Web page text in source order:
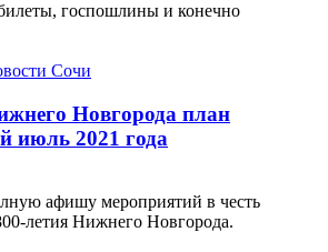
госпошлины и конечно
Новгорода план
июль 2021 года
афишу мероприятий в честь
летия Нижнего Новгорода.